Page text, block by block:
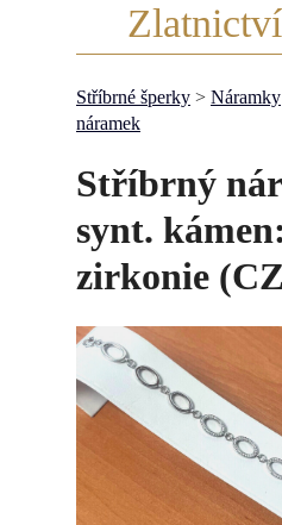
Stříbrné šperky > Náramky
náramek
Stříbrný
synt.
zirkonie